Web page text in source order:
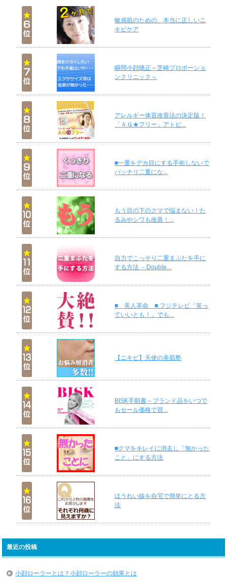
敏感肌のための、本当に正しいニ
キビケア
瞬間小顔矯正～芝崎プロポーショ
ンクリニック～
アレルギー体質改善法の決定版！
「ＡＧ★フリー」アトピ...
■一重をデカ目にする手術しないで
パッチリ二重にな...
もう目の下のクマで悩まない！た
るみやシワも改善！...
自力でこっそり二重まぶたを手に
する方法 －Double...
■ 美人革命 ■ フジテレビ「笑っ
ていいとも！」でも...
【ニキビ】天使の美肌塾
BISK手順書～ブランド品をいつで
もセール価格で買...
■クマをキレイに消去し「無かった
こと」にする方法
ほうれい線を自宅で簡単にとる方
法
最近の投稿
小顔ローラーとは？小顔ローラーの効果とは